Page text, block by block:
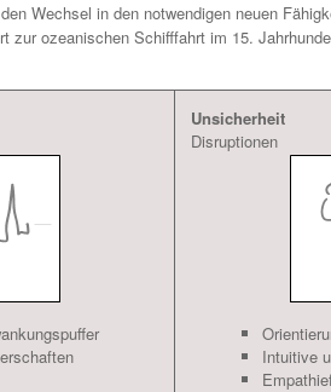
Wechsel in den notwendigen neuen
zur ozeanischen Schifffahrt im 15.
Unsicherheit
Disruptionen
Intuitive